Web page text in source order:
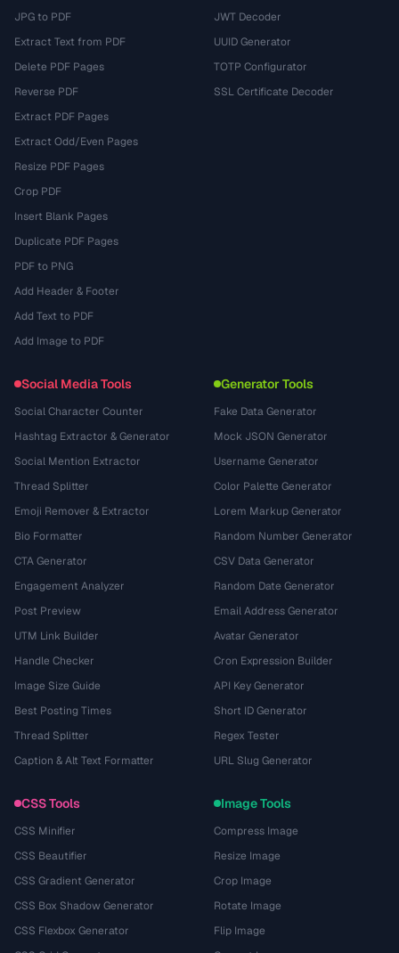
JPG to PDF
Extract Text from PDF
Delete PDF Pages
Reverse PDF
Extract PDF Pages
Extract Odd/Even Pages
Resize PDF Pages
Crop PDF
Insert Blank Pages
Duplicate PDF Pages
PDF to PNG
Add Header & Footer
Add Text to PDF
Add Image to PDF
JWT Decoder
UUID Generator
TOTP Configurator
SSL Certificate Decoder
Social Media Tools
Social Character Counter
Hashtag Extractor & Generator
Social Mention Extractor
Thread Splitter
Emoji Remover & Extractor
Bio Formatter
CTA Generator
Engagement Analyzer
Post Preview
UTM Link Builder
Handle Checker
Image Size Guide
Best Posting Times
Thread Splitter
Caption & Alt Text Formatter
Generator Tools
Fake Data Generator
Mock JSON Generator
Username Generator
Color Palette Generator
Lorem Markup Generator
Random Number Generator
CSV Data Generator
Random Date Generator
Email Address Generator
Avatar Generator
Cron Expression Builder
API Key Generator
Short ID Generator
Regex Tester
URL Slug Generator
CSS Tools
CSS Minifier
CSS Beautifier
CSS Gradient Generator
CSS Box Shadow Generator
CSS Flexbox Generator
Image Tools
Compress Image
Resize Image
Crop Image
Rotate Image
Flip Image